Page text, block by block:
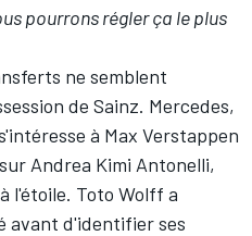
pourrons régler ça le plus
ne semblent
de Sainz. Mercedes,
à Max Verstappen
Andrea Kimi Antonelli,
l'étoile. Toto Wolff a
avant d'identifier ses